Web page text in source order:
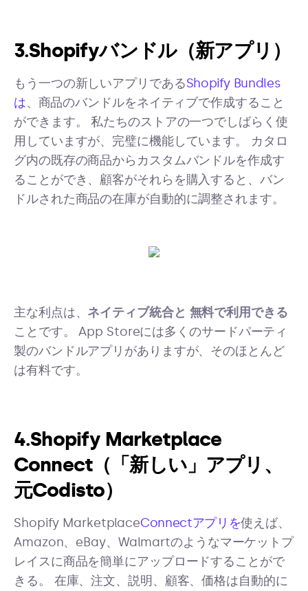
3.Shopifyバンドル（新アプリ）
もう一つの新しいアプリであるShopify Bundles
は、商品のバンドルをネイティブで作成すること
ができます。 私たちのストアの一つでしばらく使
用していますが、完璧に機能しています。 カタロ
グ内の既存の商品からカスタムバンドルを作成す
ることができ、顧客がそれらを購入すると、バン
ドルされた商品の在庫が自動的に調整されます。
主な利点は、 ネイティブ統合と 無料で利用できる
ことです。 App Storeには多くのサードパーティ
製のバンドルアプリがありますが、そのほとんど
は有料です。
4.Shopify Marketplace
Connect（「新しい」アプリ、
元Codisto）
Shopify MarketplaceConnectアプリを使えば、
Amazon、eBay、Walmartのようなマーケットプ
レイスに商品を簡単にアップロードすることがで
きる。 在庫、注文、説明、顧客、価格は自動的に